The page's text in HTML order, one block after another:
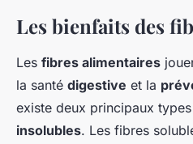
Les bienfaits des
Les fibres alimentaires
la santé digestive et la
existe deux principaux
insolubles. Les fibres